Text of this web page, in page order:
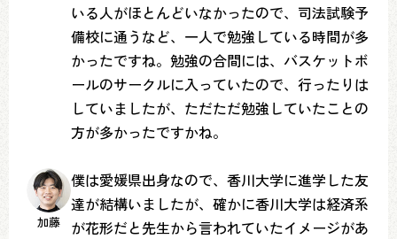
いる人がほとんどいなかったので、司法試験予
備校に通うなど、一人で勉強している時間が多
かったですね。勉強の合間には、バスケットボ
ールのサークルに入っていたので、行ったりは
していましたが、ただただ勉強していたことの
方が多かったですかね。
加藤
僕は愛媛県出身なので、香川大学に進学した友
達が結構いましたが、確かに香川大学は経済系
が花形だと先生から言われていたイメージがあ